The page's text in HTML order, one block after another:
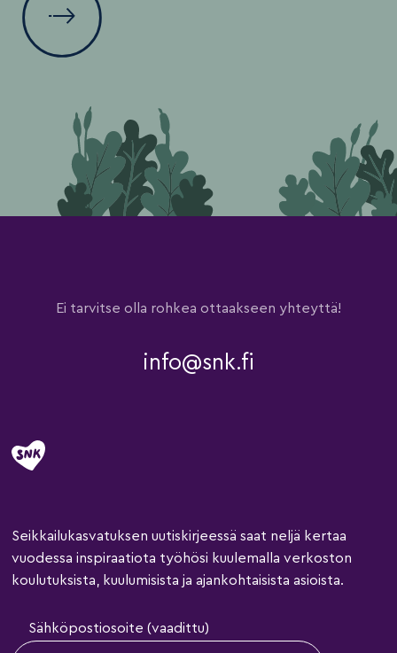
Ei tarvitse olla rohkea ottaakseen yhteyttä!
info@snk.fi
Seikkailukasvatuksen uutiskirjeessä saat neljä kertaa
vuodessa inspiraatiota työhösi kuulemalla verkoston
koulutuksista, kuulumisista ja ajankohtaisista asioista.
Sähköpostiosoite (vaadittu)